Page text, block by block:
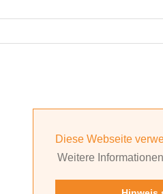
Diese Webseite
Weitere Informationen